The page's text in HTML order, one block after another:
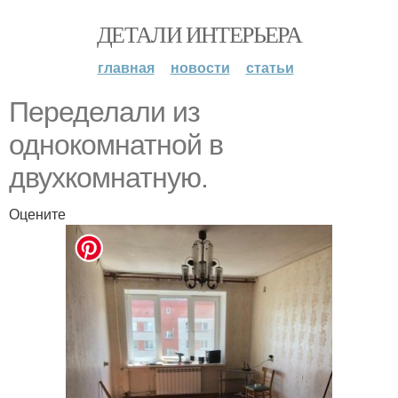
ДЕТАЛИ ИНТЕРЬЕРА
главная новости статьи
Переделали из
однокомнатной в
двухкомнатную.
Оцените